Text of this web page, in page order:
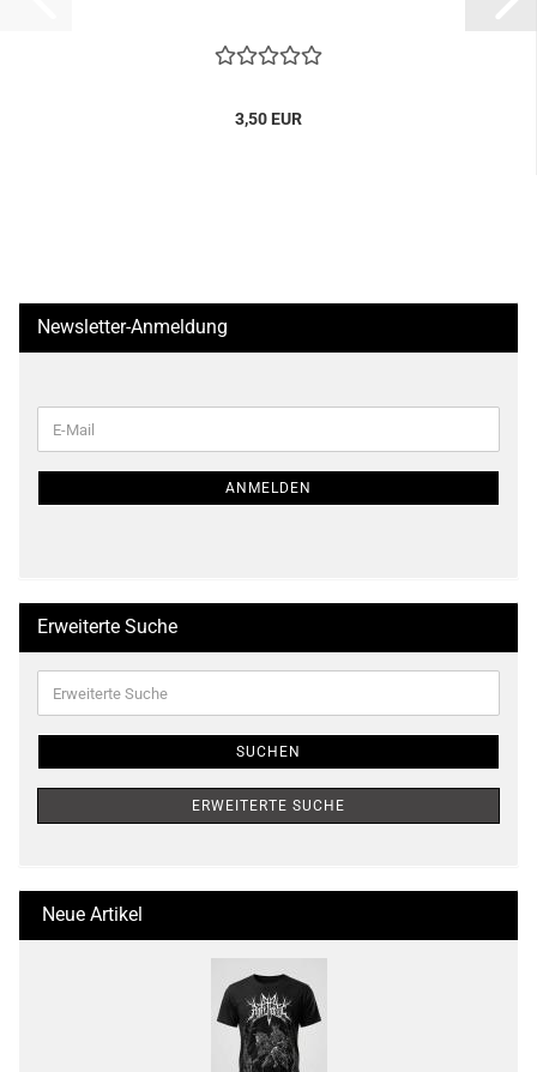
3,50 EUR
Newsletter-Anmeldung
ZUR
E-
Mail
ANMELDEN
Erweiterte Suche
Suche
SUCHEN
ERWEITERTE SUCHE
Neue Artikel